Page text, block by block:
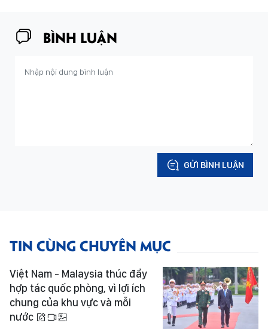
BÌNH LUẬN
GỬI BÌNH LUẬN
TIN CÙNG CHUYÊN MỤC
Việt Nam - Malaysia thúc đẩy
hợp tác quốc phòng, vì lợi ích
chung của khu vực và mỗi
nước